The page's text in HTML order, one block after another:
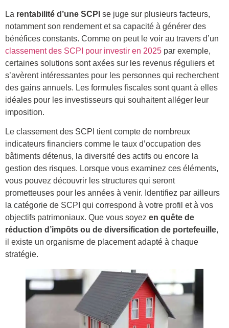
La rentabilité d’une SCPI se juge sur plusieurs facteurs,
notamment son rendement et sa capacité à générer des
bénéfices constants. Comme on peut le voir au travers d’un
classement des SCPI pour investir en 2025 par exemple,
certaines solutions sont axées sur les revenus réguliers et
s’avèrent intéressantes pour les personnes qui recherchent
des gains annuels. Les formules fiscales sont quant à elles
idéales pour les investisseurs qui souhaitent alléger leur
imposition.
Le classement des SCPI tient compte de nombreux
indicateurs financiers comme le taux d’occupation des
bâtiments détenus, la diversité des actifs ou encore la
gestion des risques. Lorsque vous examinez ces éléments,
vous pouvez découvrir les structures qui seront
prometteuses pour les années à venir. Identifiez par ailleurs
la catégorie de SCPI qui correspond à votre profil et à vos
objectifs patrimoniaux. Que vous soyez en quête de
réduction d’impôts ou de diversification de portefeuille,
il existe un organisme de placement adapté à chaque
stratégie.